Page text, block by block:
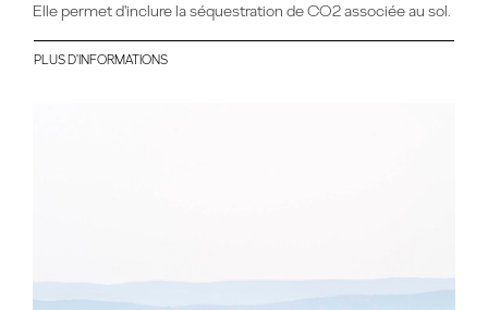
Elle permet d'inclure la séquestration de CO2 associée au sol.
PLUS D'INFORMATIONS